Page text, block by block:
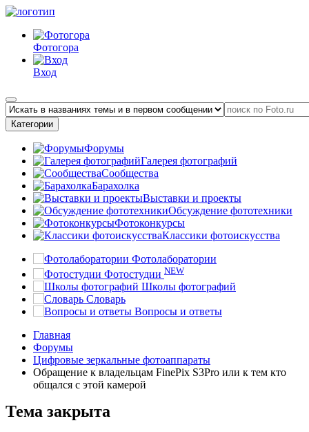
Фотогора
Вход
Категории
Форумы
Галерея фотографий
Сообщества
Барахолка
Выставки и проекты
Обсуждение фототехники
Фотоконкурсы
Классики фотоискусства
Фотолаборатории
Фотостудии NEW
Школы фотографий
Словарь
Вопросы и ответы
Главная
Форумы
Цифровые зеркальные фотоаппараты
Обращение к владельцам FinePix S3Pro или к тем кто
общался с этой камерой
Тема закрыта